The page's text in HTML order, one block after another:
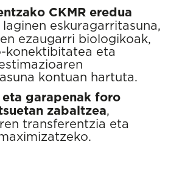
CKMR eredua
laginen eskuragarritasuna,
ezaugarri biologikoak,
konektibitatea eta
kontuan hartuta.
garapenak foro
zabaltzea,
transferentzia eta